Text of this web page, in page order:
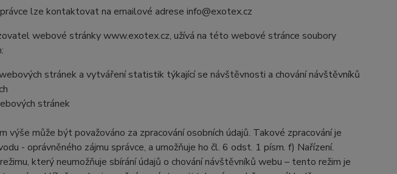
lze kontaktovat na emailové adrese info@exotex.cz
webové stránky www.exotex.cz, užívá na této webové stránce soubory
stránek a vytváření statistik týkající se návštěvnosti a chování návštěvníků
stránek
výše může být považováno za zpracování osobních údajů. Takové zpracování je
- oprávněného zájmu správce, a umožňuje ho čl. 6 odst. 1 písm. f) Nařízení.
který neumožňuje sbírání údajů o chování návštěvníků webu – tento režim je